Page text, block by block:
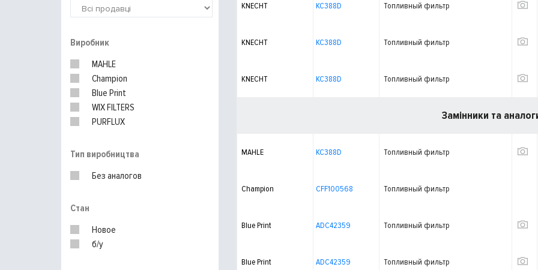
Виробник
MAHLE
Champion
Blue Print
WIX FILTERS
PURFLUX
Тип виробництва
Без аналогов
Стан
Новое
б/у
KNECHT KC388D Топливный фильтр
KNECHT KC388D Топливный фильтр
KNECHT KC388D Топливный фильтр
Замінники та
MAHLE KC388D Топливный фильтр
Champion CFF100568 Топливный фильтр
Blue Print ADC42359 Топливный фильтр
Blue Print ADC42359 Топливный фильтр